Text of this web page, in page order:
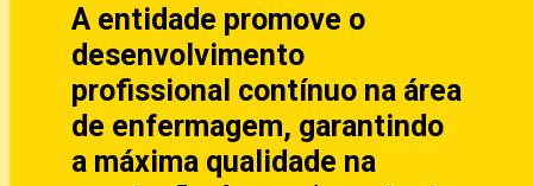
A entidade promove o
desenvolvimento
profissional contínuo na área
de enfermagem, garantindo
a máxima qualidade na